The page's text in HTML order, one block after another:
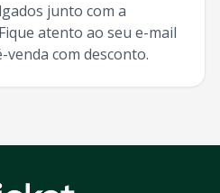
junto com a
atento ao seu e-mail
com desconto.